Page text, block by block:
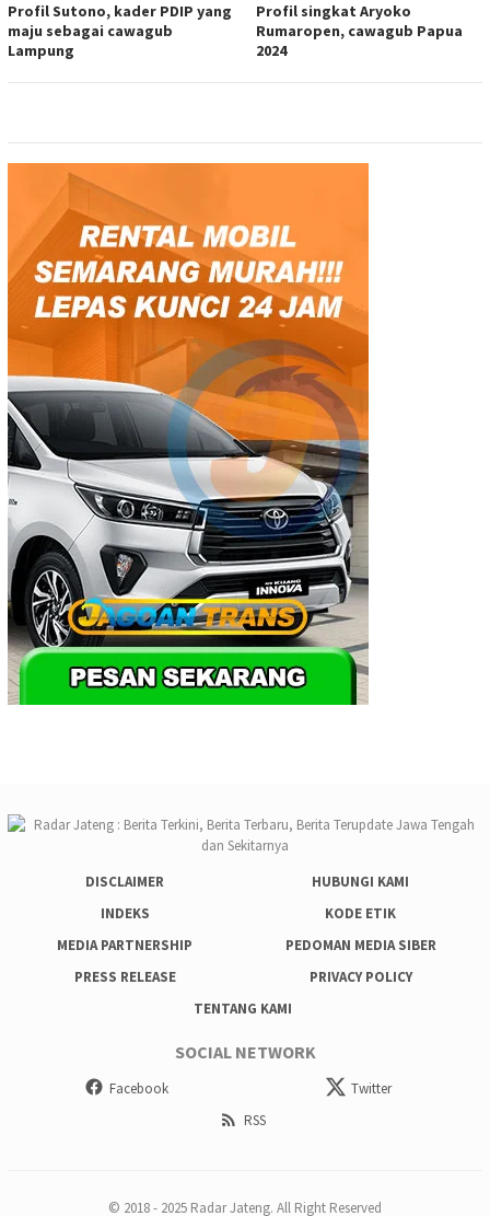
Profil Sutono, kader PDIP yang
maju sebagai cawagub
Lampung
Profil singkat Aryoko
Rumaropen, cawagub Papua
2024
DISCLAIMER
HUBUNGI KAMI
INDEKS
KODE ETIK
MEDIA PARTNERSHIP
PEDOMAN MEDIA SIBER
PRESS RELEASE
PRIVACY POLICY
TENTANG KAMI
SOCIAL NETWORK
Facebook
Twitter
RSS
© 2018 - 2025 Radar Jateng. All Right Reserved